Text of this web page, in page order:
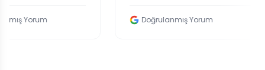
Doğrulanmış Yorum